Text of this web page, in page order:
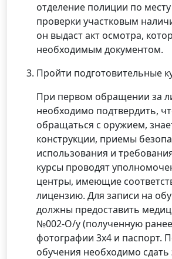
отделение полиции по
проверки участковым
он выдаст акт осмотра,
необходимым документом.
Пройти подготовительные
При первом обращении за
необходимо подтвердить,
обращаться с оружием,
конструкции, приемы
использования и
курсы проводят
центры, имеющие
лицензию. Для записи на
должны предоставить
№002-О/у (полученную
фотографии 3х4 и паспорт.
обучения необходимо сдать